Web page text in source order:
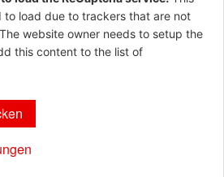
load due to trackers that are not
website owner needs to setup the
this content to the list of